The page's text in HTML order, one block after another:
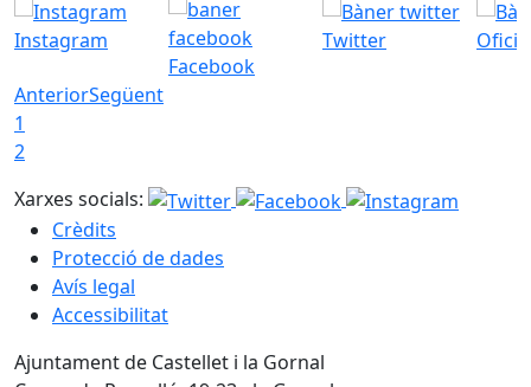
Instagram
Facebook
Twitter
AnteriorSegüent
1
2
Xarxes socials:
Crèdits
Protecció de dades
Avís legal
Accessibilitat
Ajuntament de Castellet i la Gornal